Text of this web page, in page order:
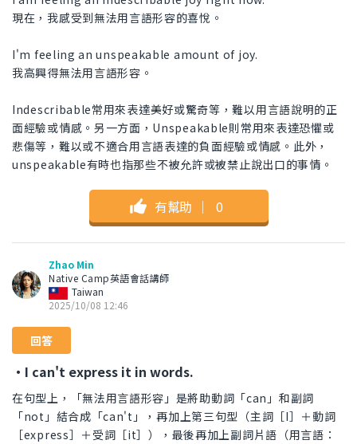
現在，我感受到無法用言語形容的喜悅。
I'm feeling an unspeakable amount of joy.
我高興得無法用言語形容。
Indescribable常用來表達美好或驚奇等，難以用言語說明的正
面經驗或情感。另一方面，Unspeakable則常用來表達恐懼或
悲傷等，難以或不適合用言語表達的負面經驗或情感。此外，
unspeakable有時也指那些不被允許或被禁止說出口的事情。
有幫助 ｜ 0
Zhao Min
Native Camp英語會話講師
Taiwan
2025/10/08 12:46
回答
・I can't express it in words.
在句型上，「無法用言語形容」是將助動詞「can」和副詞
「not」結合成「can't」，再加上第三句型（主詞［I］＋動詞
［express］＋受詞［it］），最後再加上副詞片語（用言語：